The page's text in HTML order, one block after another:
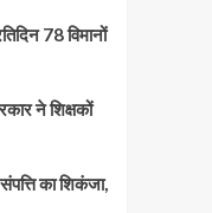
78 विमानों
ने शिक्षकों
का शिकंजा,